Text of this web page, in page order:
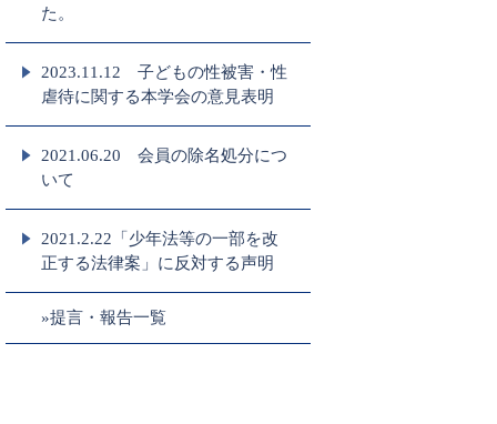
た。
2023.11.12 子どもの性被害・性
虐待に関する本学会の意見表明
2021.06.20 会員の除名処分につ
いて
2021.2.22「少年法等の一部を改
正する法律案」に反対する声明
»提言・報告一覧